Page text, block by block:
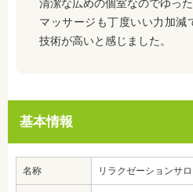
清潔な広めの個室なのでゆった
マッサージも丁度いい力加減
技術が高いと感じました。
基本情報
名称 リラクゼーションサ